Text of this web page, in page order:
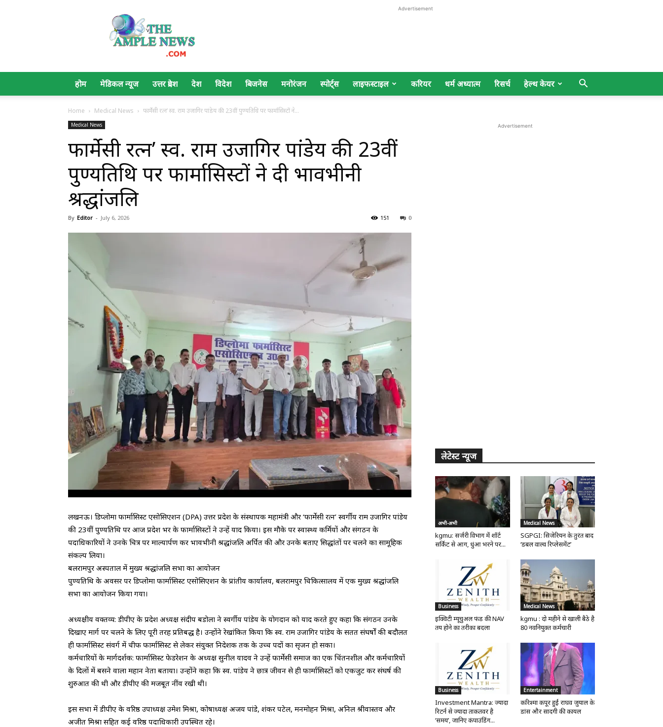
Ample
News
Advertisement
होम मेडिकल न्यूज उत्तर प्रदेश देश विदेश बिजनेस मनोरंजन स्पोर्ट्स लाइफस्टाइल करियर धर्म अध्यात्म रिसर्च हेल्थ केयर
Home Medical News फार्मेसी रत्न’ स्व. राम उजागिर पांडेय की 23वीं पुण्यतिथि पर फार्मासिस्टों ने...
Medical News
फार्मेसी रत्न’ स्व. राम उजागिर पांडेय की 23वीं
पुण्यतिथि पर फार्मासिस्टों ने दी भावभीनी
श्रद्धांजलि
By Editor - July 6, 2026 0
151
​लखनऊ। डिप्लोमा फार्मासिस्ट एसोसिएशन (DPA) उत्तर प्रदेश के संस्थापक महामंत्री और ‘फार्मेसी रत्न’ स्वर्गीय राम उजागिर पांडेय
की 23वीं पुण्यतिथि पर आज प्रदेश भर के फार्मासिस्टों ने उन्हें याद किया। इस मौके पर स्वास्थ्य कर्मियों और संगठन के
पदाधिकारियों ने उनके चित्र पर माल्यार्पण कर भावभीनी श्रद्धांजलि अर्पित की और उनके बताए सिद्धांतों पर चलने का सामूहिक
संकल्प लिया।
​बलरामपुर अस्पताल में मुख्य श्रद्धांजलि सभा का आयोजन
​पुण्यतिथि के अवसर पर डिप्लोमा फार्मासिस्ट एसोसिएशन के प्रांतीय कार्यालय, बलरामपुर चिकित्सालय में एक मुख्य श्रद्धांजलि
सभा का आयोजन किया गया।
​अध्यक्षीय वक्तव्य: डीपीए के प्रदेश अध्यक्ष संदीप बडोला ने स्वर्गीय पांडेय के योगदान को याद करते हुए कहा कि संगठन उनके
दिखाए मार्ग पर चलने के लिए पूरी तरह प्रतिबद्ध है। उन्होंने रेखांकित किया कि स्व. राम उजागिर पांडेय के सतत संघर्षों की बदौलत
ही फार्मासिस्ट संवर्ग में चीफ फार्मासिस्ट से लेकर संयुक्त निदेशक तक के उच्च पदों का सृजन हो सका।
​कर्मचारियों के मार्गदर्शक: फार्मासिस्ट फेडरेशन के अध्यक्ष सुनील यादव ने उन्हें फार्मेसी समाज का एक चिंतनशील और कर्मचारियों
के दिलों में बसने वाला महान नेता बताया। उन्होंने कहा कि स्व. पांडेय ने छात्र जीवन से ही फार्मासिस्टों को एकजुट कर संघर्ष की
शुरुआत की थी और डीपीए की मजबूत नींव रखी थी।
​इस सभा में डीपीए के वरिष्ठ उपाध्यक्ष उमेश मिश्रा, कोषाध्यक्ष अजय पांडे, शंकर पटेल, मनमोहन मिश्रा, अनिल श्रीवास्तव और
अजीत मिश्रा सहित कई वरिष्ठ पदाधिकारी उपस्थित रहे।
Advertisement
लेटेस्ट न्यूज
अभी-अभी
kgmu: सर्जरी विभाग में शॉर्ट
सर्किट से आग, धुंआ भरने पर...
Medical News
SGPGI: सिजेरियन के तुरंत बाद
‘डबल वाल्व रिप्लेसमेंट’
Business
इक्विटी म्यूचुअल फंड की NAV
तय होने का तरीका बदला
Medical News
kgmu : दो महीने से खाली बैठे है
80 नवनियुक्त कर्मचारी
Business
Investment Mantra: ज्यादा
रिटर्न से ज्यादा ताकतवर है
‘समय’, जानिए कंपाउंडिंग...
Entertainment
करिश्मा कपूर हुईं राघव जुयाल के
डांस और सादगी की कायल